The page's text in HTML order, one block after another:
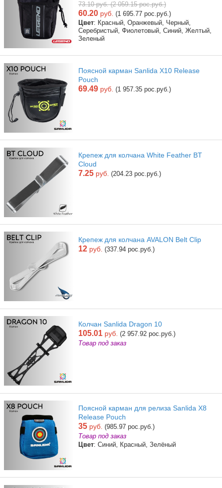
73.10 руб. (2 059.15 рос.руб.)
60.20 руб. (1 695.77 рос.руб.)
Цвет: Красный, Оранжевый, Черный,
Серебристый, Фиолетовый, Синий, Желтый,
Зеленый
Поясной карман Sanlida X10 Release
Pouch
69.49 руб. (1 957.35 рос.руб.)
Крепеж для колчана White Feather BT
Cloud
7.25 руб. (204.23 рос.руб.)
Крепеж для колчана AVALON Belt Clip
12 руб. (337.94 рос.руб.)
Колчан Sanlida Dragon 10
105.01 руб. (2 957.92 рос.руб.)
Товар под заказ
Поясной карман для релиза Sanlida X8
Release Pouch
35 руб. (985.97 рос.руб.)
Товар под заказ
Цвет: Синий, Красный, Зелёный